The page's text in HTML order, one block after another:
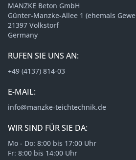
MANZKE Beton GmbH
Günter-Manzke-Allee 1 (ehemals
21397 Volkstorf
Germany
RUFEN SIE UNS AN:
+49 (4137) 814-03
E-MAIL:
info@manzke-teichtechnik.de
WIR SIND FÜR SIE DA:
Mo - Do: 8:00 bis 17:00 Uhr
Fr: 8:00 bis 14:00 Uhr